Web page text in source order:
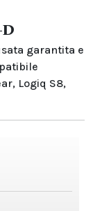
garantita e
Logiq S8,